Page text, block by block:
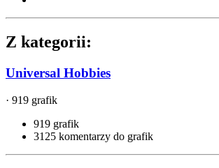
Z kategorii:
Universal Hobbies
· 919 grafik
919 grafik
3125 komentarzy do grafik